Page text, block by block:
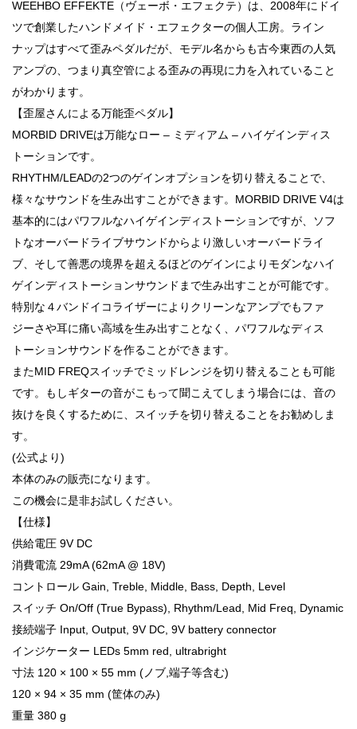
WEEHBO EFFEKTE（ヴェーボ・エフェクテ）は、2008年にドイ
ツで創業したハンドメイド・エフェクターの個人工房。ライン
ナップはすべて歪みペダルだが、モデル名からも古今東西の人気
アンプの、つまり真空管による歪みの再現に力を入れていること
がわかります。
【歪屋さんによる万能歪ペダル】
MORBID DRIVEは万能なロー – ミディアム – ハイゲインディス
トーションです。
RHYTHM/LEADの2つのゲインオプションを切り替えることで、
様々なサウンドを生み出すことができます。MORBID DRIVE V4は
基本的にはパワフルなハイゲインディストーションですが、ソフ
トなオーバードライブサウンドからより激しいオーバードライ
ブ、そして善悪の境界を超えるほどのゲインによりモダンなハイ
ゲインディストーションサウンドまで生み出すことが可能です。
特別な４バンドイコライザーによりクリーンなアンプでもファ
ジーさや耳に痛い高域を生み出すことなく、パワフルなディス
トーションサウンドを作ることができます。
またMID FREQスイッチでミッドレンジを切り替えることも可能
です。もしギターの音がこもって聞こえてしまう場合には、音の
抜けを良くするために、スイッチを切り替えることをお勧めしま
す。
(公式より)
本体のみの販売になります。
この機会に是非お試しください。
【仕様】
供給電圧 9V DC
消費電流 29mA (62mA @ 18V)
コントロール Gain, Treble, Middle, Bass, Depth, Level
スイッチ On/Off (True Bypass), Rhythm/Lead, Mid Freq, Dynamic
接続端子 Input, Output, 9V DC, 9V battery connector
インジケーター LEDs 5mm red, ultrabright
寸法 120 × 100 × 55 mm (ノブ,端子等含む)
120 × 94 × 35 mm (筐体のみ)
重量 380 g